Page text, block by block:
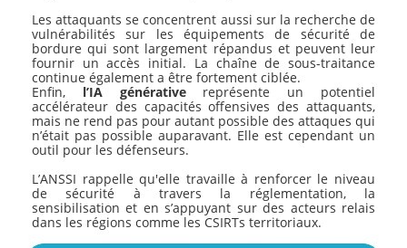
Les attaquants se concentrent aussi sur la recherche de
vulnérabilités sur les équipements de sécurité de
bordure qui sont largement répandus et peuvent leur
fournir un accès initial. La chaîne de sous-traitance
continue également a être fortement ciblée.
Enfin, l’IA générativereprésente un potentiel
accélérateur des capacités offensives des attaquants,
mais ne rend pas pour autant possible des attaques qui
n’était pas possible auparavant. Elle est cependant un
outil pour les défenseurs.
L’ANSSI rappelle qu'elle travaille à renforcer le niveau
de sécurité à travers la réglementation, la
sensibilisation et en s’appuyant sur des acteurs relais
dans les régions comme les CSIRTs territoriaux.